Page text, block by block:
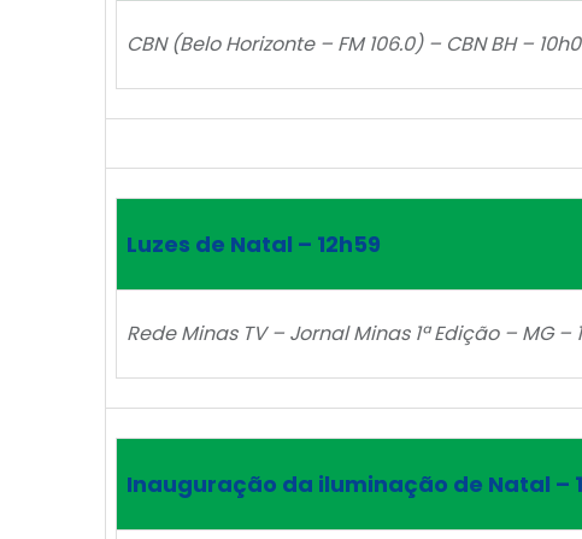
CBN (Belo Horizonte – FM 106.0) – CBN BH –
Luzes de Natal – 12h59
Rede Minas TV – Jornal Minas 1ª Edição – MG –
Inauguração da iluminação de Natal –